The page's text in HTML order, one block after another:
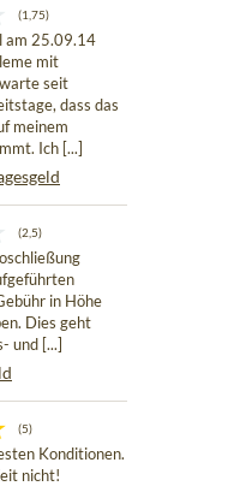
(1,75)
am 25.09.14
mit
seit
dass das
meinem
Ich [...]
(2,5)
in Höhe
Dies geht
und [...]
(5)
Konditionen.
nicht!